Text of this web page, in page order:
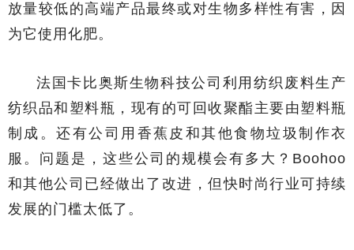
放量较低的高端产品最终或对生物多样性有害，因
为它使用化肥。
法国卡比奥斯生物科技公司利用纺织废料生产
纺织品和塑料瓶，现有的可回收聚酯主要由塑料瓶
制成。还有公司用香蕉皮和其他食物垃圾制作衣
服。问题是，这些公司的规模会有多大？Boohoo
和其他公司已经做出了改进，但快时尚行业可持续
发展的门槛太低了。